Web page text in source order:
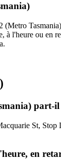
(Metro
l'heure ou en
St,
en